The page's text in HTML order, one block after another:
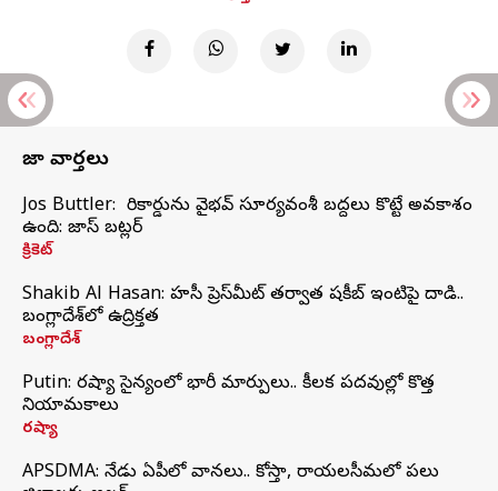
తాజా వార్తలు
Jos Buttler: నా రికార్డును వైభవ్ సూర్యవంశీ బద్దలు కొట్టే అవకాశం
ఉంది: జాస్ బట్లర్
క్రికెట్
Shakib Al Hasan: హసీనా ప్రెస్‌మీట్‌ తర్వాత షకీబ్‌ ఇంటిపై దాడి..
బంగ్లాదేశ్‌లో ఉద్రిక్తత
బంగ్లాదేశ్
Putin: రష్యా సైన్యంలో భారీ మార్పులు.. కీలక పదవుల్లో కొత్త
నియామకాలు
రష్యా
APSDMA: నేడు ఏపీలో వానలు.. కోస్తా, రాయలసీమలో పలు